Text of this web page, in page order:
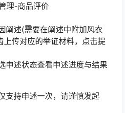
理-商品评价
述(需要在阐述中附加风衣
上传对应的举证材料，点击提
述状态查看申述进度与结果
持申述一次，请谨慎发起